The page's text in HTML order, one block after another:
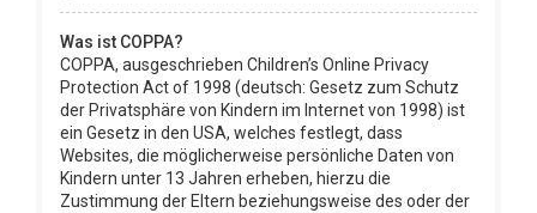
Was ist COPPA?
COPPA, ausgeschrieben Children’s Online Privacy
Protection Act of 1998 (deutsch: Gesetz zum Schutz
der Privatsphäre von Kindern im Internet von 1998) ist
ein Gesetz in den USA, welches festlegt, dass
Websites, die möglicherweise persönliche Daten von
Kindern unter 13 Jahren erheben, hierzu die
Zustimmung der Eltern beziehungsweise des oder der